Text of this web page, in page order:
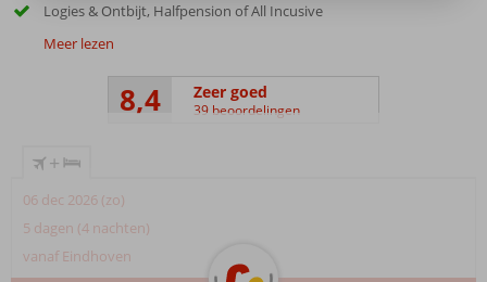
Logies & Ontbijt, Halfpension of All Incusive
Meer lezen
8,4 Zeer goed
39 beoordelingen
+
06 dec 2026 (zo)
5 dagen (4 nachten)
vanaf Eindhoven